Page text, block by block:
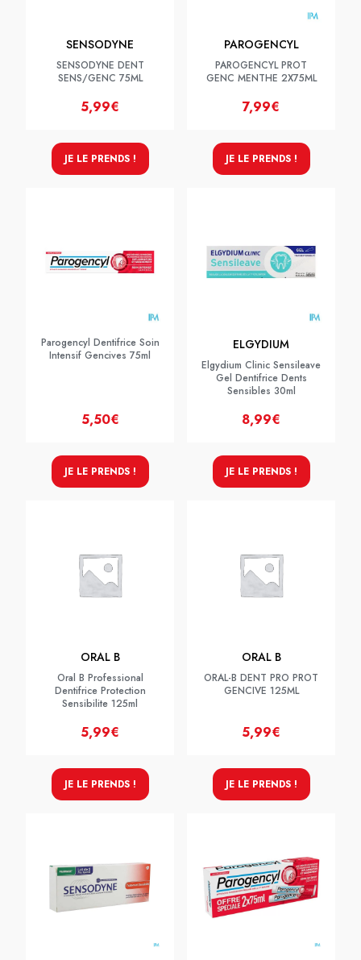
SENSODYNE
SENSODYNE DENT
SENS/GENC 75ML
5,99€
JE LE PRENDS !
PAROGENCYL
PAROGENCYL PROT
GENC MENTHE 2X75ML
7,99€
JE LE PRENDS !
Parogencyl Dentifrice Soin
Intensif Gencives 75ml
5,50€
JE LE PRENDS !
ELGYDIUM
Elgydium Clinic Sensileave
Gel Dentifrice Dents
Sensibles 30ml
8,99€
JE LE PRENDS !
ORAL B
Oral B Professional
Dentifrice Protection
Sensibilite 125ml
5,99€
JE LE PRENDS !
ORAL B
ORAL-B DENT PRO PROT
GENCIVE 125ML
5,99€
JE LE PRENDS !